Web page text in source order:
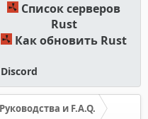
Список серверов
Rust
Как обновить Rust
Руководства и F.A.Q.